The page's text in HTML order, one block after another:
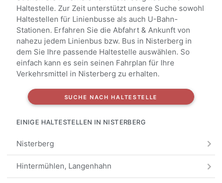
Haltestelle. Zur Zeit unterstützt unsere Suche sowohl
Haltestellen für Linienbusse als auch U-Bahn-
Stationen. Erfahren Sie die Abfahrt & Ankunft von
nahezu jedem Linienbus bzw. Bus in Nisterberg in
dem Sie Ihre passende Haltestelle auswählen. So
einfach kann es sein seinen Fahrplan für Ihre
Verkehrsmittel in Nisterberg zu erhalten.
SUCHE NACH HALTESTELLE
EINIGE HALTESTELLEN IN NISTERBERG
Nisterberg
Hintermühlen, Langenhahn